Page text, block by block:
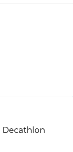
Decathlon